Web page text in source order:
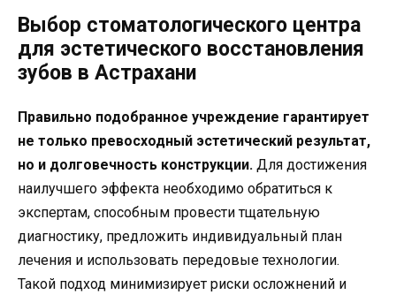
Выбор стоматологического центра
для эстетического восстановления
зубов в Астрахани
Правильно подобранное учреждение гарантирует
не только превосходный эстетический результат,
но и долговечность конструкции. Для достижения
наилучшего эффекта необходимо обратиться к
экспертам, способным провести тщательную
диагностику, предложить индивидуальный план
лечения и использовать передовые технологии.
Такой подход минимизирует риски осложнений и